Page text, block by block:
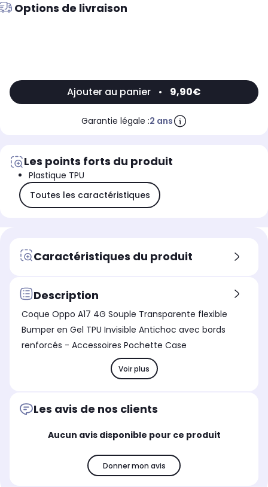
Options de livraison
Ajouter au panier • 9,90€
Garantie légale :2 ans
Les points forts du produit
Plastique TPU
Toutes les caractéristiques
Caractéristiques du produit
Description
Coque Oppo A17 4G Souple Transparente flexible
Bumper en Gel TPU Invisible Antichoc avec bords
renforcés - Accessoires Pochette Case
Voir plus
Les avis de nos clients
Aucun avis disponible pour ce produit
Donner mon avis